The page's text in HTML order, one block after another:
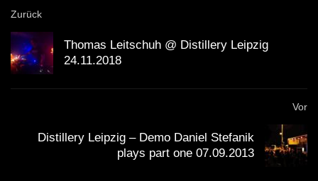
Zurück
Thomas Leitschuh @ Distillery Leipzig
24.11.2018
Vor
Distillery Leipzig – Demo Daniel Stefanik
plays part one 07.09.2013